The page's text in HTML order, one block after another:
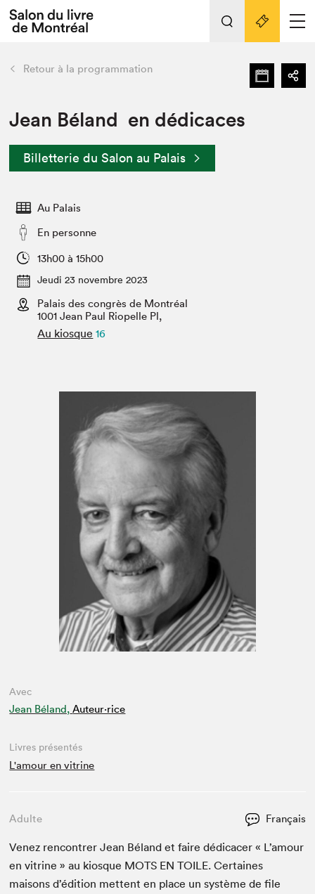
Espace exposant⋅e⋅s
Espace enseignant·e·s
Espace médias
L'événement
Préparer sa visite au Salon
Actualités
SLM PRO
retour Nos activités
Préparer sa visite
Salon dans la ville et en ligne
Projets partenaires
Liens pratiques
Retour à la programmation
Jean Béland en dédicaces
Billetterie du Salon au Palais
Au Palais
En personne
13h00 à 15h00
Jeudi 23 novembre 2023
Palais des congrès de Montréal
1001 Jean Paul Riopelle Pl,
Au kiosque 16
Avec
Jean Béland, Auteur·rice
Livres présentés
L'amour en vitrine
Adulte Français
Venez ren­con­tr­er Jean Béland et faire dédi­cac­er « L’amour
en vit­rine » au kiosque MOTS EN TOILE. Cer­taines
maisons d’édi­tion met­tent en place un sys­tème de file